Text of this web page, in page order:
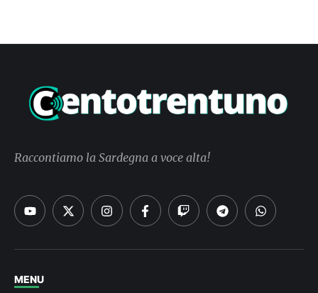
Raccontiamo la Sardegna a voce alta!
MENU